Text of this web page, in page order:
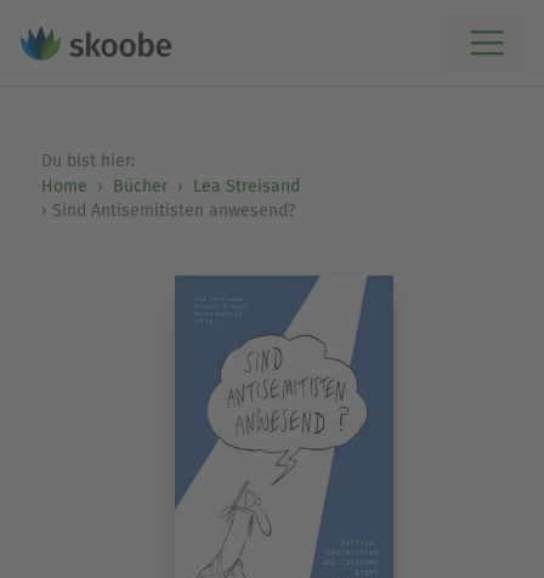
Du bist hier:
Home
Bücher
Lea Streisand
Sind Antisemitisten anwesend?